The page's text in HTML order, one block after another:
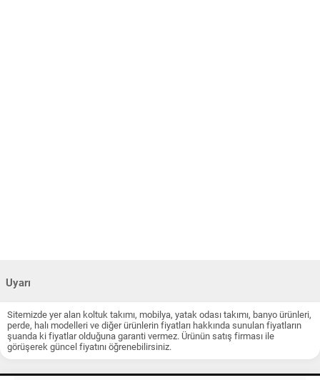
Uyarı
Sitemizde yer alan koltuk takımı, mobilya, yatak odası takımı, banyo ürünleri,
perde, halı modelleri ve diğer ürünlerin fiyatları hakkında sunulan fiyatların
şuanda ki fiyatlar olduğuna garanti vermez. Ürünün satış firması ile
görüşerek güncel fiyatını öğrenebilirsiniz.